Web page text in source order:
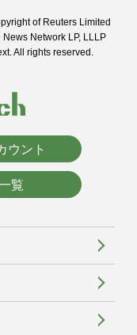
of Reuters Limited
Network LP, LLLP
All rights reserved.
ウント
覧